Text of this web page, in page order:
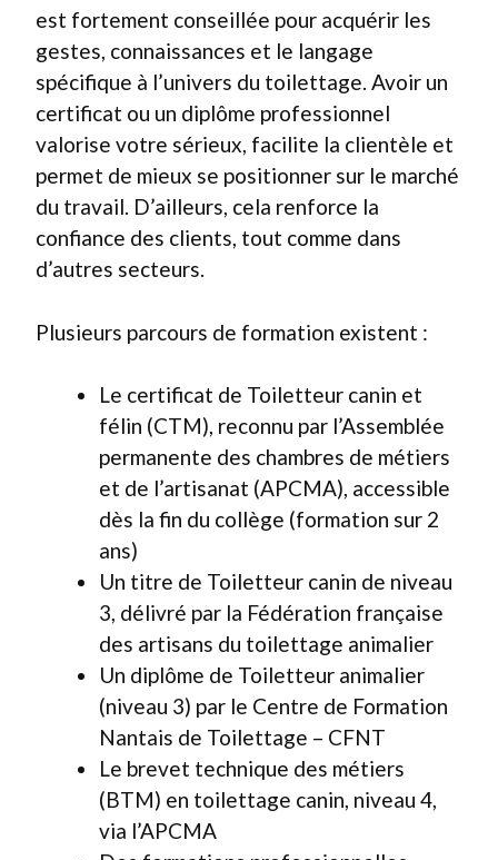
est fortement conseillée pour acquérir les
gestes, connaissances et le langage
spécifique à l’univers du toilettage. Avoir un
certificat ou un diplôme professionnel
valorise votre sérieux, facilite la clientèle et
permet de mieux se positionner sur le marché
du travail. D’ailleurs, cela renforce la
confiance des clients, tout comme dans
d’autres secteurs.
Plusieurs parcours de formation existent :
Le certificat de Toiletteur canin et
félin (CTM), reconnu par l’Assemblée
permanente des chambres de métiers
et de l’artisanat (APCMA), accessible
dès la fin du collège (formation sur 2
ans)
Un titre de Toiletteur canin de niveau
3, délivré par la Fédération française
des artisans du toilettage animalier
Un diplôme de Toiletteur animalier
(niveau 3) par le Centre de Formation
Nantais de Toilettage – CFNT
Le brevet technique des métiers
(BTM) en toilettage canin, niveau 4,
via l’APCMA